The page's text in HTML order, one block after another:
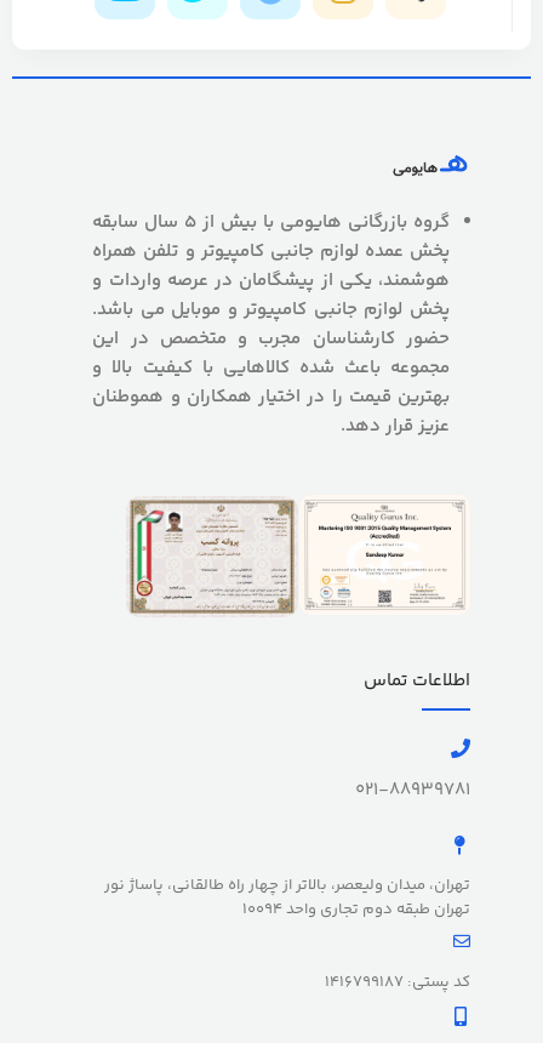
گروه بازرگانی هایومی با بیش از 5 سال سابقه
پخش عمده لوازم جانبی کامپیوتر و تلفن همراه
هوشمند، یکی از پیشگامان در عرصه واردات و
پخش لوازم جانبی کامپیوتر و موبایل می باشد.
حضور کارشناسان مجرب و متخصص در این
مجموعه باعث شده کالاهایی با کیفیت بالا و
بهترین قیمت را در اختیار همکاران و هموطنان
عزیز قرار دهد.
اطلاعات تماس
021-88939781
تهران، میدان ولیعصر، بالاتر از چهار راه طالقانی، پاساژ نور
تهران طبقه دوم تجاری واحد 10094
کد پستی: 1416799187